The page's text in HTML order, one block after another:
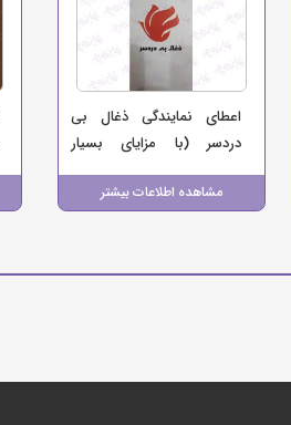
اعطای نمایندگی ذغال بی
دردسر (با مزایای بسیار
پرمصرف، پرفروش و پرسود)
مشاهده اطلاعات بیشتر